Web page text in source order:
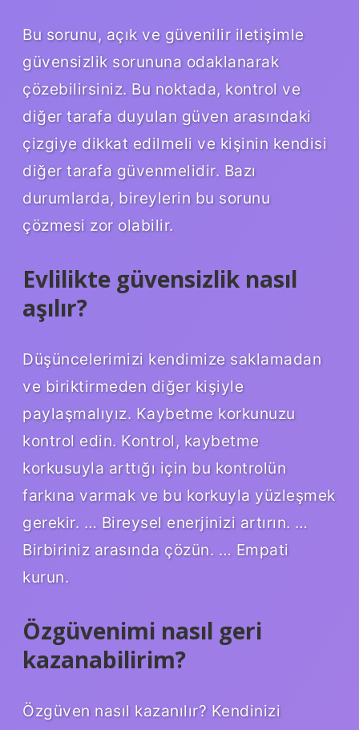
Bu sorunu, açık ve güvenilir iletişimle
güvensizlik sorununa odaklanarak
çözebilirsiniz. Bu noktada, kontrol ve
diğer tarafa duyulan güven arasındaki
çizgiye dikkat edilmeli ve kişinin kendisi
diğer tarafa güvenmelidir. Bazı
durumlarda, bireylerin bu sorunu
çözmesi zor olabilir.
Evlilikte güvensizlik nasıl
aşılır?
Düşüncelerimizi kendimize saklamadan
ve biriktirmeden diğer kişiyle
paylaşmalıyız. Kaybetme korkunuzu
kontrol edin. Kontrol, kaybetme
korkusuyla arttığı için bu kontrolün
farkına varmak ve bu korkuyla yüzleşmek
gerekir. … Bireysel enerjinizi artırın. …
Birbiriniz arasında çözün. … Empati
kurun.
Özgüvenimi nasıl geri
kazanabilirim?
Özgüven nasıl kazanılır? Kendinizi